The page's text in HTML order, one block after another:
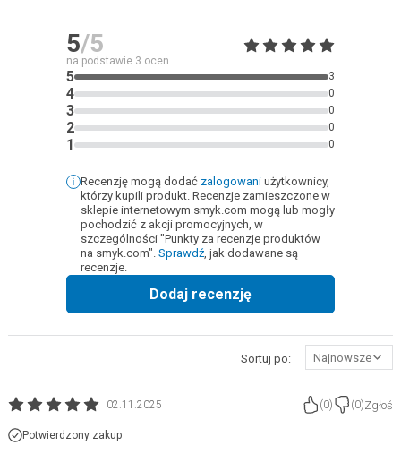
5/5
na podstawie 3 ocen
5 3
4 0
3 0
2 0
1 0
Recenzję mogą dodać zalogowani użytkownicy,
którzy kupili produkt. Recenzje zamieszczone w
sklepie internetowym smyk.com mogą lub mogły
pochodzić z akcji promocyjnych, w
szczególności "Punkty za recenzje produktów
na smyk.com". Sprawdź, jak dodawane są
recenzje.
Dodaj recenzję
Sortuj po: Najnowsze
02.11.2025 (0) (0)Zgłoś
Potwierdzony zakup